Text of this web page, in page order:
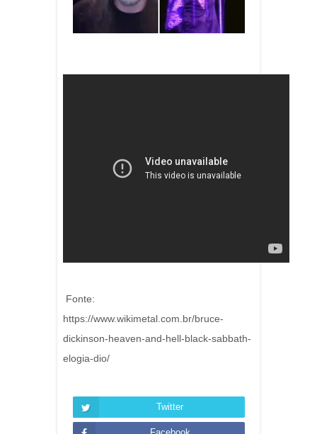
Fonte:
https://www.wikimetal.com.br/bruce-
dickinson-heaven-and-hell-black-sabbath-
elogia-dio/
Twitter